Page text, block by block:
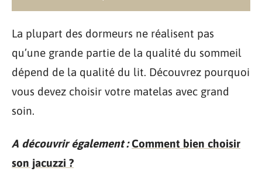
La plupart des dormeurs ne réalisent pas
qu’une grande partie de la qualité du sommeil
dépend de la qualité du lit. Découvrez pourquoi
vous devez choisir votre matelas avec grand
soin.
A découvrir également : Comment bien choisir
son jacuzzi ?